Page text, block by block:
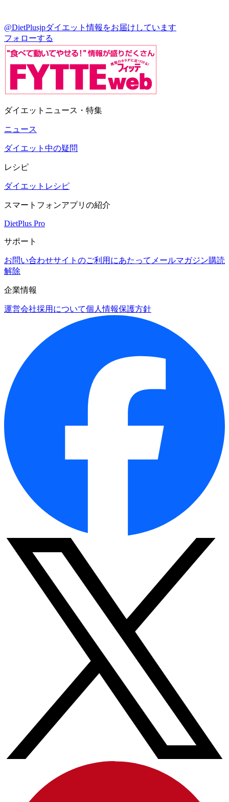
@DietPlusjpダイエット情報をお届けしています
フォローする
ダイエットニュース・特集
ニュース
ダイエット中の疑問
レシピ
ダイエットレシピ
スマートフォンアプリの紹介
DietPlus Pro
サポート
お問い合わせサイトのご利用にあたって メールマガジン購読
解除
企業情報
運営会社採用について個人情報保護方針